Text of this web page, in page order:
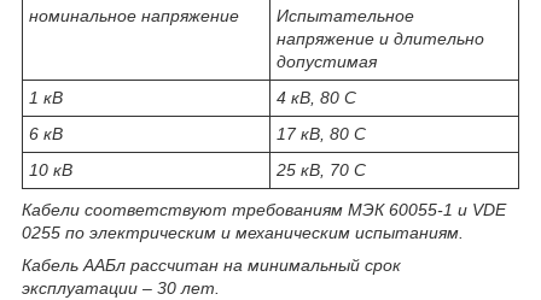
номинальное напряжение
Испытательное
напряжение и длительно
допустимая
1 кВ
4 кВ, 80 С
6 кВ
17 кВ, 80 С
10 кВ
25 кВ, 70 С
Кабели соответствуют требованиям МЭК 60055-1 и VDE
0255 по электрическим и механическим испытаниям.
Кабель ААБл рассчитан на минимальный срок
эксплуатации – 30 лет.